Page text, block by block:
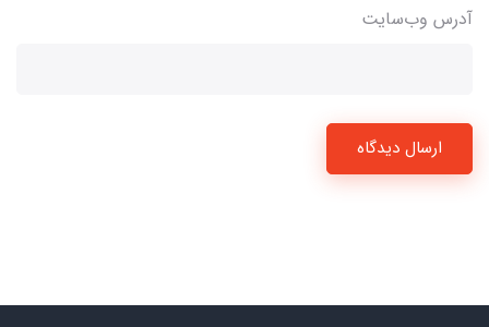
آدرس وب‌سایت
ارسال دیدگاه